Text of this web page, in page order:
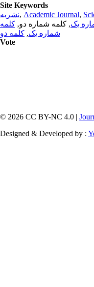
Site Keywords
نشریه, Academic Journal,
یک, کلمه شماره دو, کلمه
شماره یک, کلمه دو
Vote
© 2026 CC BY-NC 4.0 |
Designed & Developed by :